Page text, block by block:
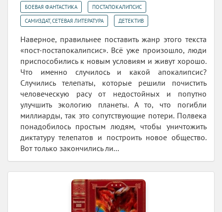
БОЕВАЯ ФАНТАСТИКА ПОСТАПОКАЛИПСИС
САМИЗДАТ, СЕТЕВАЯ ЛИТЕРАТУРА ДЕТЕКТИВ
Наверное, правильнее поставить жанр этого текста
«пост-постапокалипсис». Всё уже произошло, люди
приспособились к новым условиям и живут хорошо.
Что именно случилось и какой апокалипсис?
Случились телепаты, которые решили почистить
человеческую расу от недостойных и попутно
улучшить экологию планеты. А то, что погибли
миллиарды, так это сопутствующие потери. Полвека
понадобилось простым людям, чтобы уничтожить
диктатуру телепатов и построить новое общество.
Вот только закончились ли...